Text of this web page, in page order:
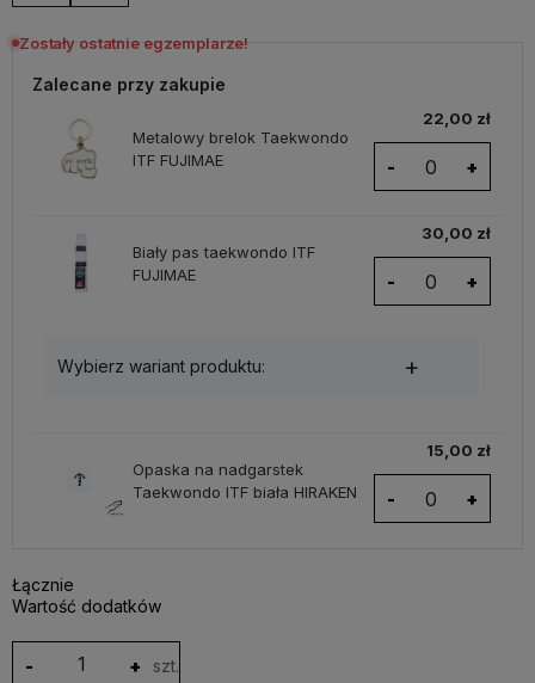
Zostały ostatnie egzemplarze!
Zalecane przy zakupie
Metalowy brelok Taekwondo
ITF FUJIMAE
22,00 zł
- +
Biały pas taekwondo ITF
FUJIMAE
30,00 zł
- +
Wybierz wariant produktu:
Opaska na nadgarstek
Taekwondo ITF biała HIRAKEN
15,00 zł
- +
Łącznie
Wartość dodatków
+
- szt.